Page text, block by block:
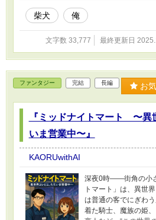
柴犬 俺
文字数 33,777 最終更新日
ファンタジー 完結 長編 お
『ミッドナイトマート 〜異
いま営業中〜』
KAORUwithAI
深夜0時——街角の小
トマート」は、異世
は普通の客でにぎわ
着た騎士、魔族の姫